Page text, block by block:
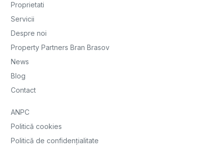
Proprietati
Servicii
Despre noi
Property Partners Bran Brasov
News
Blog
Contact
ANPC
Politică cookies
Politică de confidențialitate